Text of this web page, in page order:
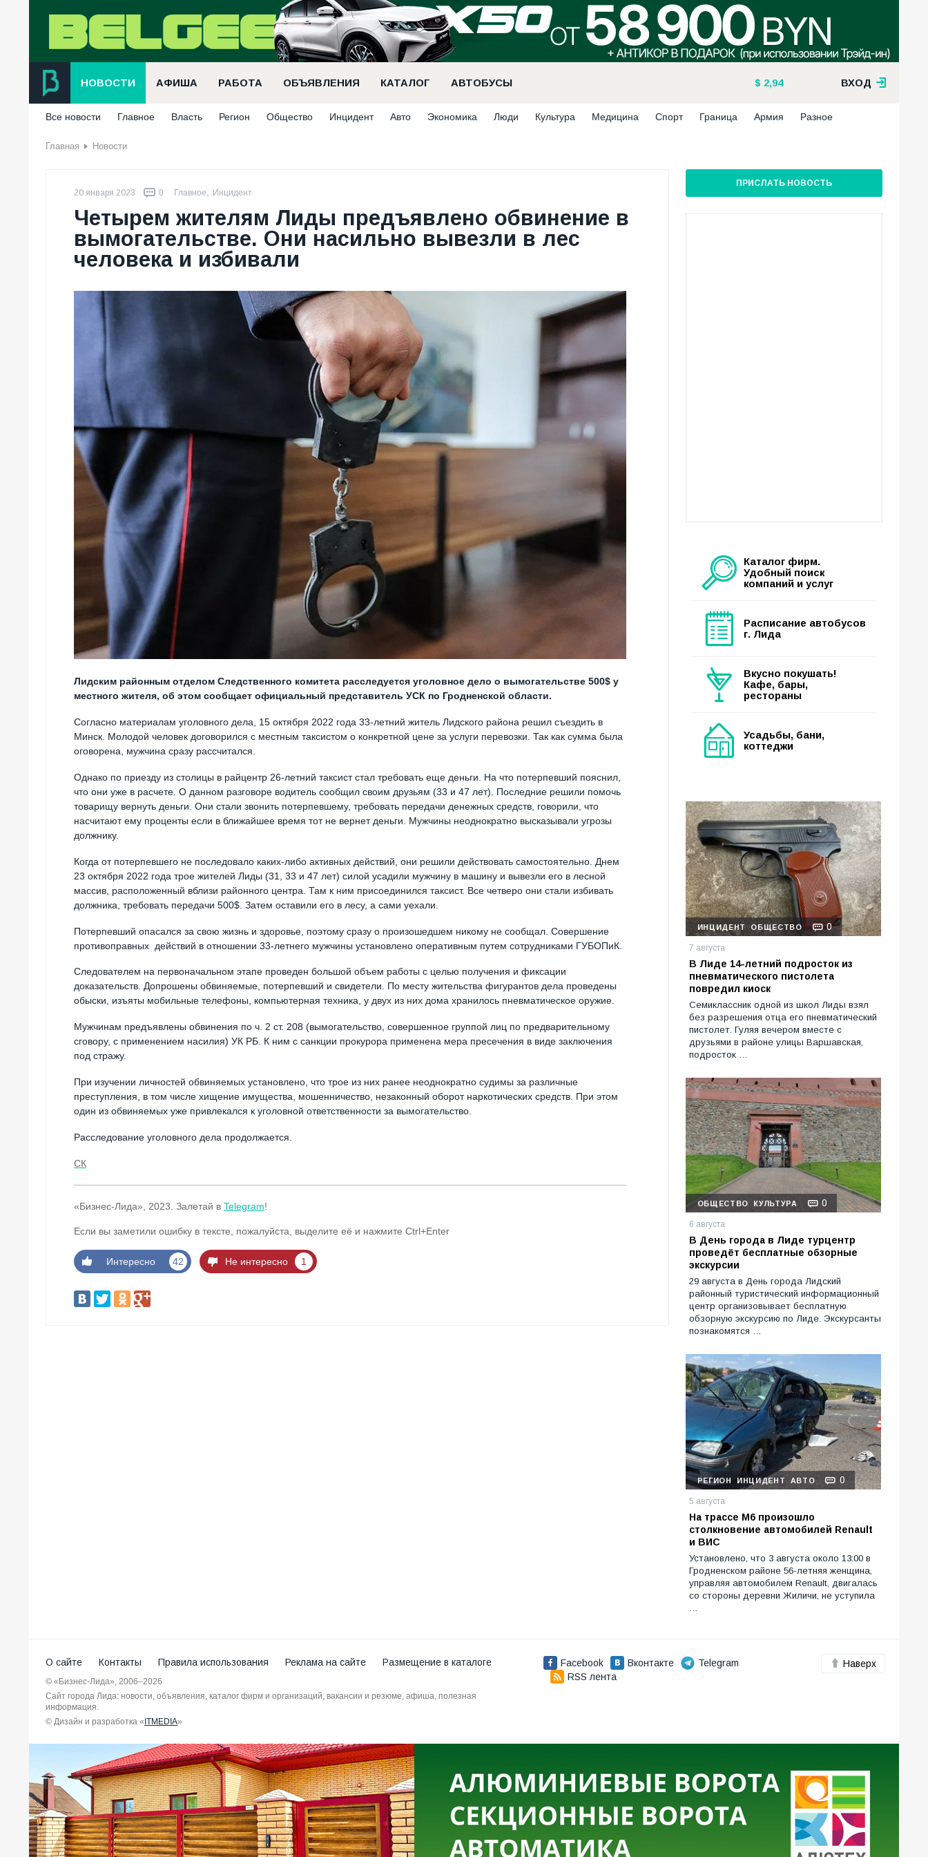
НОВОСТИ АФИША РАБОТА ОБЪЯВЛЕНИЯ КАТАЛОГ АВТОБУСЫ 2,94 ВХОД
Все новости Главное Власть Регион Общество Инцидент Авто Экономика Люди Культура Медицина Спорт Граница Армия Разное
Главная Новости
20 января 2023 0 Главное, Инцидент
Четырем жителям Лиды предъявлено обвинение в
вымогательстве. Они насильно вывезли в лес
человека и избивали
Лидским районным отделом Следственного комитета расследуется уголовное дело о вымогательстве 500$ у
местного жителя, об этом сообщает официальный представитель УСК по Гродненской области.
Согласно материалам уголовного дела, 15 октября 2022 года 33-летний житель Лидского района решил съездить в
Минск. Молодой человек договорился с местным таксистом о конкретной цене за услуги перевозки. Так как сумма была
оговорена, мужчина сразу рассчитался.
Однако по приезду из столицы в райцентр 26-летний таксист стал требовать еще деньги. На что потерпевший пояснил,
что они уже в расчете. О данном разговоре водитель сообщил своим друзьям (33 и 47 лет). Последние решили помочь
товарищу вернуть деньги. Они стали звонить потерпевшему, требовать передачи денежных средств, говорили, что
насчитают ему проценты если в ближайшее время тот не вернет деньги. Мужчины неоднократно высказывали угрозы
должнику.
Когда от потерпевшего не последовало каких-либо активных действий, они решили действовать самостоятельно. Днем
23 октября 2022 года трое жителей Лиды (31, 33 и 47 лет) силой усадили мужчину в машину и вывезли его в лесной
массив, расположенный вблизи районного центра. Там к ним присоединился таксист. Все четверо они стали избивать
должника, требовать передачи 500$. Затем оставили его в лесу, а сами уехали.
Потерпевший опасался за свою жизнь и здоровье, поэтому сразу о произошедшем никому не сообщал. Совершение
противоправных действий в отношении 33-летнего мужчины установлено оперативным путем сотрудниками ГУБОПиК.
Следователем на первоначальном этапе проведен большой объем работы с целью получения и фиксации
доказательств. Допрошены обвиняемые, потерпевший и свидетели. По месту жительства фигурантов дела проведены
обыски, изъяты мобильные телефоны, компьютерная техника, у двух из них дома хранилось пневматическое оружие.
Мужчинам предъявлены обвинения по ч. 2 ст. 208 (вымогательство, совершенное группой лиц по предварительному
сговору, с применением насилия) УК РБ. К ним с санкции прокурора применена мера пресечения в виде заключения
под стражу.
При изучении личностей обвиняемых установлено, что трое из них ранее неоднократно судимы за различные
преступления, в том числе хищение имущества, мошенничество, незаконный оборот наркотических средств. При этом
один из обвиняемых уже привлекался к уголовной ответственности за вымогательство.
Расследование уголовного дела продолжается.
СК
«Бизнес-Лида», 2023. Залетай в Telegram!
Если вы заметили ошибку в тексте, пожалуйста, выделите её и нажмите Ctrl+Enter
Интересно 42 Не интересно 1
ПРИСЛАТЬ НОВОСТЬ
Каталог фирм.
Удобный поиск
компаний и услуг
Расписание автобусов
г. Лида
Вкусно покушать!
Кафе, бары,
рестораны
Усадьбы, бани,
коттеджи
ИНЦИДЕНТ ОБЩЕСТВО 0
7 августа
В Лиде 14-летний подросток из
пневматического пистолета
повредил киоск
Семиклассник одной из школ Лиды взял
без разрешения отца его пневматический
пистолет. Гуляя вечером вместе с
друзьями в районе улицы Варшавская,
подросток …
ОБЩЕСТВО КУЛЬТУРА 0
6 августа
В День города в Лиде турцентр
проведёт бесплатные обзорные
экскурсии
29 августа в День города Лидский
районный туристический информационный
центр организовывает бесплатную
обзорную экскурсию по Лиде. Экскурсанты
познакомятся …
РЕГИОН ИНЦИДЕНТ АВТО 0
5 августа
На трассе М6 произошло
столкновение автомобилей Renault
и ВИС
Установлено, что 3 августа около 13:00 в
Гродненском районе 56-летняя женщина,
управляя автомобилем Renault, двигалась
со стороны деревни Жиличи, не уступила
О сайте Контакты Правила использования Реклама на сайте Размещение в каталоге
© «Бизнес-Лида», 2006–2026
Сайт города Лида: новости, объявления, каталог фирм и организаций, вакансии и резюме, афиша, полезная
информация.
© Дизайн и разработка «ITMEDIA»
Facebook Вконтакте
Telegram
RSS лента
Наверх